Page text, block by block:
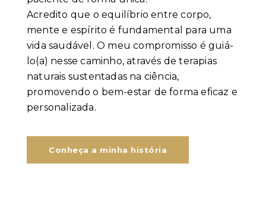
Acredito que o equilíbrio entre corpo,
mente e espírito é fundamental para uma
vida saudável. O meu compromisso é guiá-
lo(a) nesse caminho, através de terapias
naturais sustentadas na ciência,
promovendo o bem-estar de forma eficaz e
personalizada.
Conheça a minha história